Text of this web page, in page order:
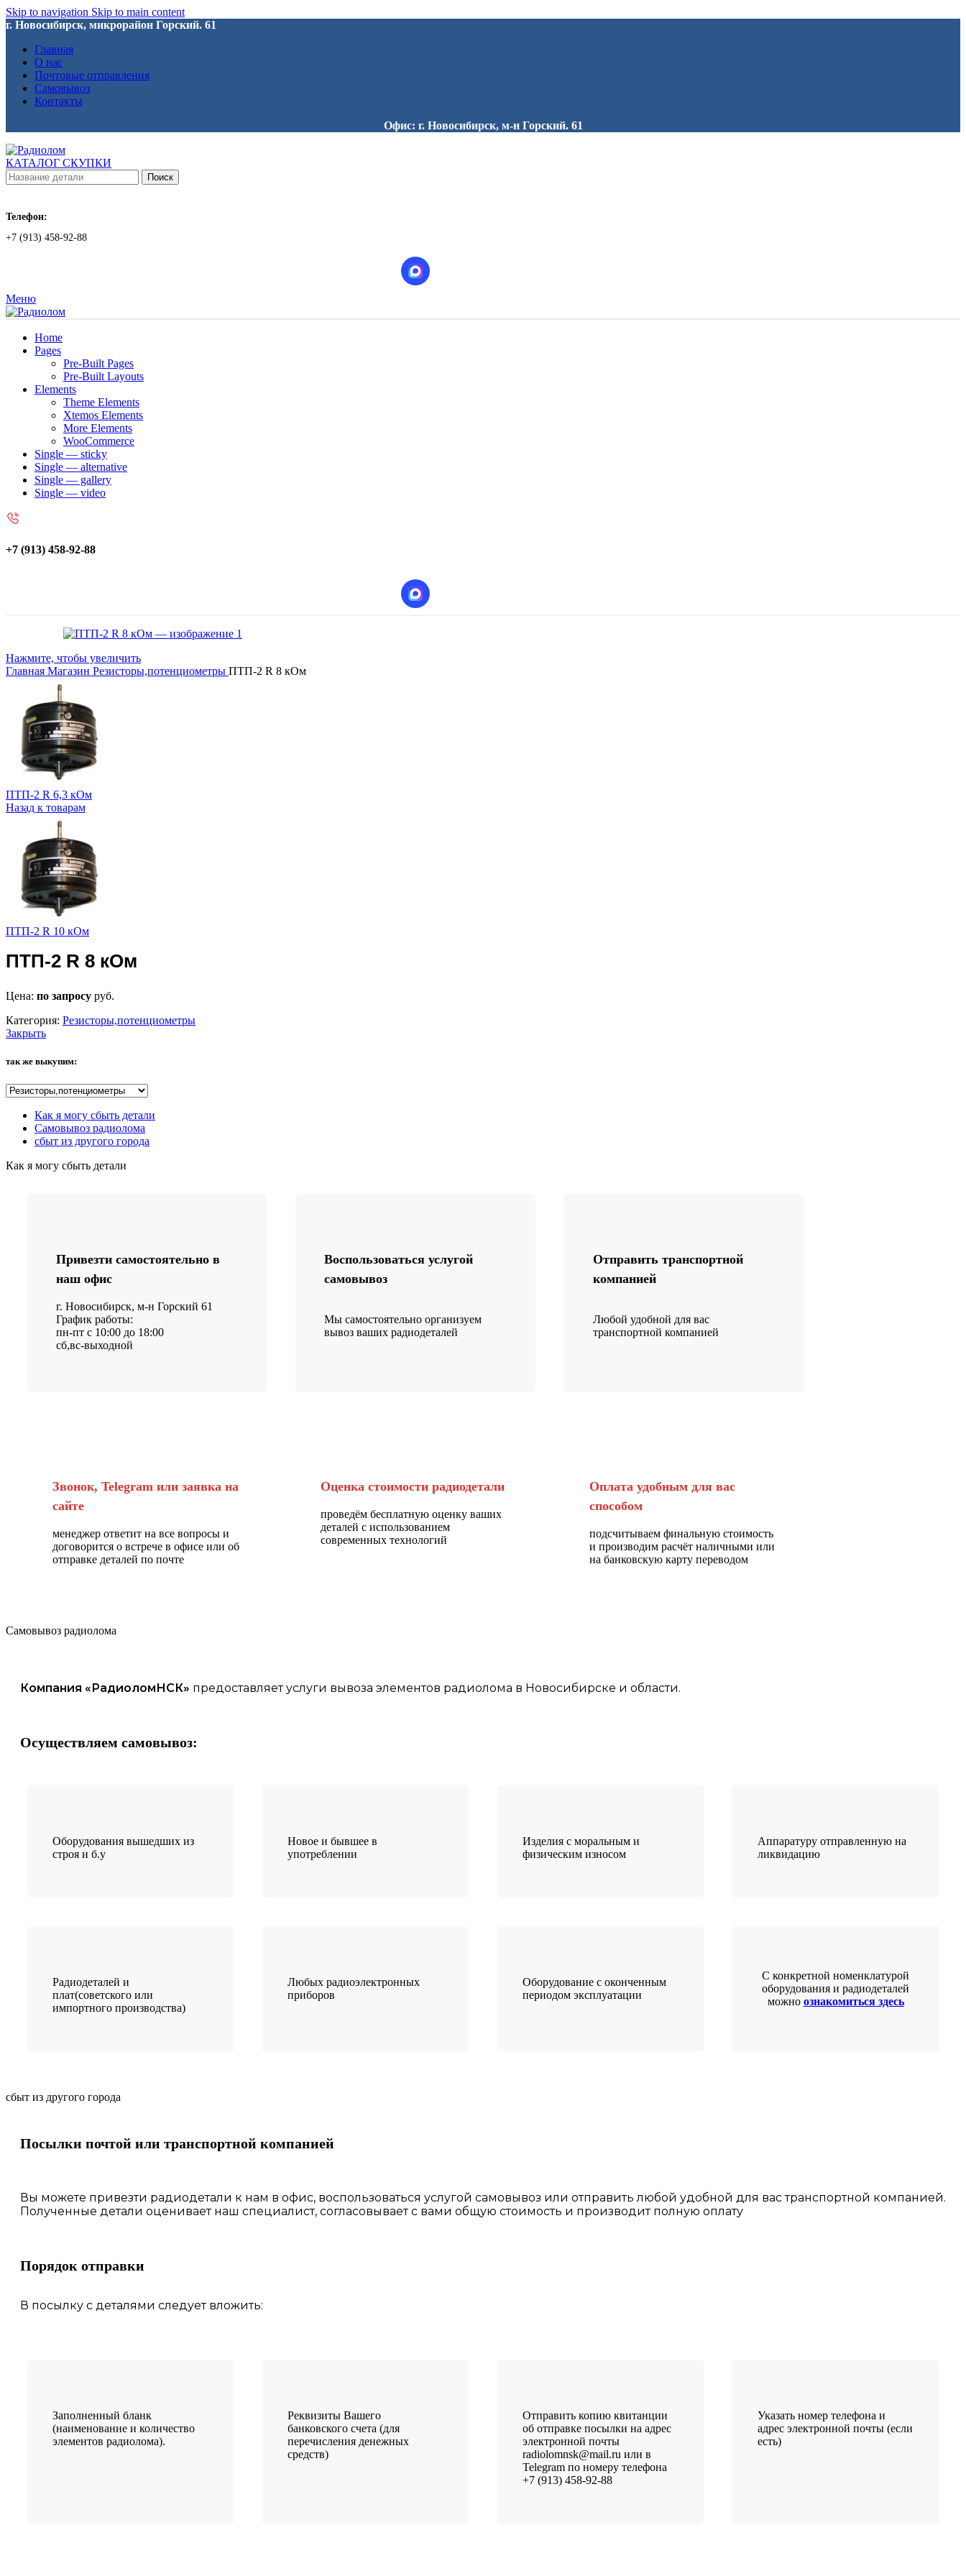
Skip to navigation Skip to main content
г. Новосибирск, микрорайон Горский. 61
Главная
О нас
Почтовые отправления
Самовывоз
Контакты
Офис: г. Новосибирск, м-н Горский. 61
КАТАЛОГ СКУПКИ
Поиск
Телефон:
+7 (913) 458-92-88
Меню
Home
Pages
Pre-Built Pages
Pre-Built Layouts
Elements
Theme Elements
Xtemos Elements
More Elements
WooCommerce
Single — sticky
Single — alternative
Single — gallery
Single — video
+7 (913) 458-92-88
Нажмите, чтобы увеличить
Главная Магазин Резисторы,потенциометры ПТП-2 R 8 кОм
ПТП-2 R 6,3 кОм
Назад к товарам
ПТП-2 R 10 кОм
ПТП-2 R 8 кОм
Цена: по запросу руб.
Категория: Резисторы,потенциометры
Закрыть
так же выкупим:
Как я могу сбыть детали
Самовывоз радиолома
сбыт из другого города
Как я могу сбыть детали
Привезти самостоятельно в
наш офис
г. Новосибирск, м-н Горский 61
График работы:
пн-пт с 10:00 до 18:00
сб,вс-выходной
Воспользоваться услугой
самовывоз
Мы самостоятельно организуем
вывоз ваших радиодеталей
Отправить транспортной
компанией
Любой удобной для вас
транспортной компанией
Звонок, Telegram или заявка на
сайте
менеджер ответит на все вопросы и
договорится о встрече в офисе или об
отправке деталей по почте
Оценка стоимости радиодетали
проведём бесплатную оценку ваших
деталей с использованием
современных технологий
Оплата удобным для вас
способом
подсчитываем финальную стоимость
и производим расчёт наличными или
на банковскую карту переводом
Самовывоз радиолома
Компания «РадиоломНСК» предоставляет услуги вывоза элементов радиолома в Новосибирске и области.
Осуществляем самовывоз:
Оборудования вышедших из
строя и б.у
Новое и бывшее в
употреблении
Изделия с моральным и
физическим износом
Аппаратуру отправленную на
ликвидацию
Радиодеталей и
плат(советского или
импортного производства)
Любых радиоэлектронных
приборов
Оборудование с оконченным
периодом эксплуатации
С конкретной номенклатурой
оборудования и радиодеталей
можно ознакомиться здесь
сбыт из другого города
Посылки почтой или транспортной компанией
Вы можете привезти радиодетали к нам в офис, воспользоваться услугой самовывоз или отправить любой удобной для вас транспортной компанией.
Полученные детали оценивает наш специалист, согласовываетс вами общую стоимость и производит полную оплату
Порядок отправки
В посылку с деталями следует вложить:
Заполненный бланк
(наименование и количество
элементов радиолома).
Реквизиты Вашего
банковского счета (для
перечисления денежных
средств)
Отправить копию квитанции
об отправке посылки на адрес
электронной почты
radiolomnsk@mail.ru или в
Telegram по номеру телефона
+7 (913) 458-92-88
Указать номер телефона и
адрес электронной почты (если
есть)